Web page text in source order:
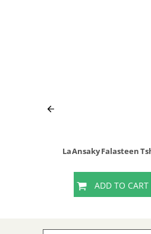
La Ansaky Falasteen
ADD TO CART